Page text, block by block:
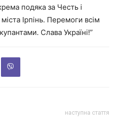
подяка за Честь і
Ірпінь. Перемоги всім
Слава Україні!”
наступна стаття